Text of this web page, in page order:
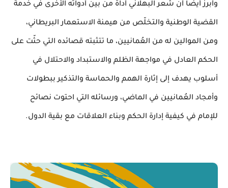
وأبرز أيضاً أن شعر البهلاني أداة من بين أدواته الأخرى في خدمة
القضية الوطنية والتخلّص من هيمنة الاستعمار البريطاني،
ومن الموالين له من العُمانيين، ما تتثبته قصائده التي حثّت على
الحكم العادل في مواجهة الظلم والاستبداد والاحتلال في
أسلوب يهدف إلى إثارة الهمم والحماسة والتذكير ببطولات
وأمجاد العُمانيين في الماضي، ورسائله التي احتوت نصائح
للإمام في كيفية إدارة الحكم وبناء العلاقات مع بقية الدول.